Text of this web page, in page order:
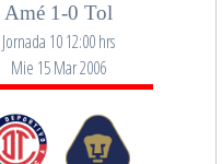
Amé 1-0 Tol
Jornada 10 12:00 hrs
Mie 15 Mar 2006